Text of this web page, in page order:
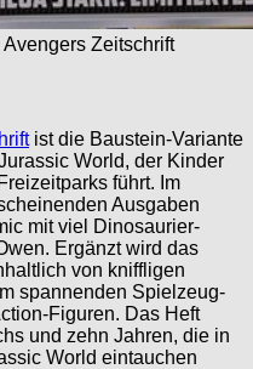
Zeitschrift
ist die Baustein-Variante
World, der Kinder
führt. Im
Ausgaben
mit viel Dinosaurier-
Ergänzt wird das
von kniffligen
spannenden Spielzeug-
Figuren. Das Heft
und zehn Jahren, die in
World eintauchen